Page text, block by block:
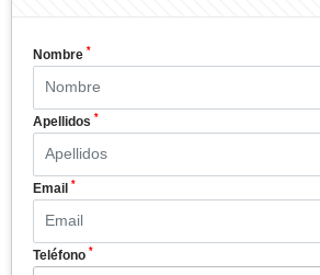
Nombre *
Apellidos *
Email *
Teléfono *